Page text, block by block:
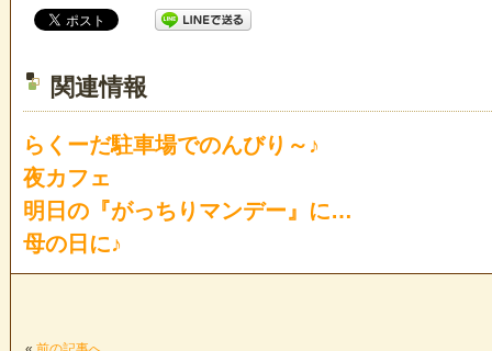
関連情報
らくーだ駐車場でのんびり～♪
夜カフェ
明日の『がっちりマンデー』に…
母の日に♪